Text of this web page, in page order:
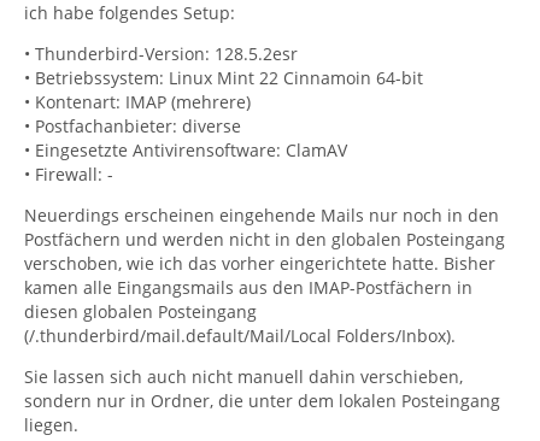
ich habe folgendes Setup:
• Thunderbird-Version: 128.5.2esr
• Betriebssystem: Linux Mint 22 Cinnamoin 64-bit
• Kontenart: IMAP (mehrere)
• Postfachanbieter: diverse
• Eingesetzte Antivirensoftware: ClamAV
• Firewall: -
Neuerdings erscheinen eingehende Mails nur noch in den
Postfächern und werden nicht in den globalen Posteingang
verschoben, wie ich das vorher eingerichtete hatte. Bisher
kamen alle Eingangsmails aus den IMAP-Postfächern in
diesen globalen Posteingang
(/.thunderbird/mail.default/Mail/Local Folders/Inbox).
Sie lassen sich auch nicht manuell dahin verschieben,
sondern nur in Ordner, die unter dem lokalen Posteingang
liegen.